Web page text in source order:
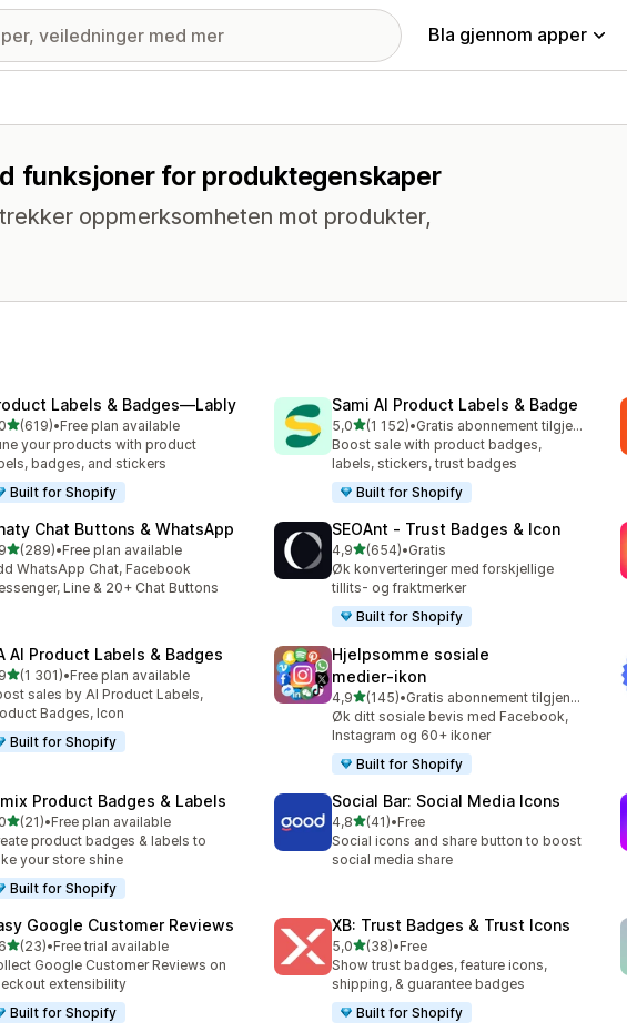
Bla gjennom apper
funksjoner for produktegenskaper
oppmerksomheten mot produkter,
Labels & Badges—Lably
av 5 stjerner
(619)
619 omtaler
•Free plan available
your products with product
badges, and stickers
Built for Shopify
Sami AI Product Labels & Badge
5,0av 5 stjerner
(1 152)
Totalt 1152 omtaler
•
Gratis abonnement tilgjengelig
Boost sale with product badges,
labels, stickers, trust badges
Built for Shopify
Chat Buttons & WhatsApp
av 5 stjerner
(289)
289 omtaler
•Free plan available
WhatsApp Chat, Facebook
Line & 20+ Chat Buttons
SEOAnt ‑ Trust Badges & Icon
4,9av 5 stjerner
(654)
Totalt 654 omtaler
•Gratis
Øk konverteringer med forskjellige
tillits- og fraktmerker
Built for Shopify
AI Product Labels & Badges
av 5 stjerner
(1 301)
1301 omtaler
•Free plan available
sales by AI Product Labels,
Badges, Icon
Built for Shopify
Hjelpsomme sosiale
medier‑ikon
4,9av 5 stjerner
(145)
Totalt 145 omtaler
•
Gratis abonnement tilgjengelig
Øk ditt sosiale bevis med Facebook,
Instagram og 60+ ikoner
Built for Shopify
Product Badges & Labels
av 5 stjerner
(21)
21 omtaler
•Free plan available
product badges & labels to
your store shine
Built for Shopify
Social Bar: Social Media Icons
4,8av 5 stjerner
(41)
Totalt 41 omtaler
•Free
Social icons and share button to boost
social media share
Google Customer Reviews
av 5 stjerner
(23)
23 omtaler
•Free trial available
Google Customer Reviews on
extensibility
Built for Shopify
XB: Trust Badges & Trust Icons
5,0av 5 stjerner
(38)
Totalt 38 omtaler
•Free
Show trust badges, feature icons,
shipping, & guarantee badges
Built for Shopify